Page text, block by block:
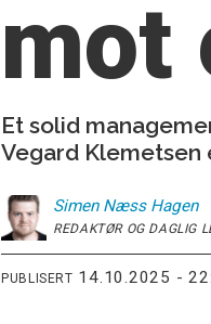
mot
Et solid
Vegard Klemetsen
Simen Næss Hagen
REDAKTØR OG DAGLIG
PUBLISERT 14.10.2025 -